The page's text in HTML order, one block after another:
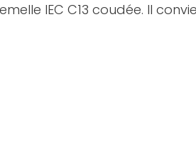
IEC C13 coudée. Il